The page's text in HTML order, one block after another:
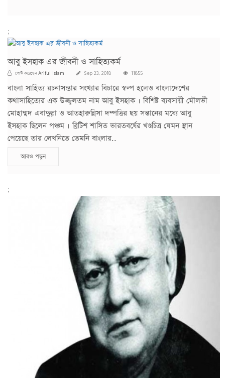
;
আবু ইসহাক এর জীবনী ও সাহিত্যকর্ম
পোস্ট করেছেনAriful Islam Sep 23, 2018 11855
বাংলা সাহিত্য রচনাসম্ভার সংখ্যার বিচারে স্বল্প হলেও বাংলাদেশের
কথাসাহিত্যের এক উজ্জ্বলতম নাম আবু ইসহাক । বিশিষ্ট ব্যবসায়ী মৌলভী
মোহাম্মদ এবাদুল্লা ও আতহারুন্নিসা দম্পত্তির ছয় সন্তানের মধ্যে আবু
ইসহাক ছিলেন পঞ্চম । ব্রিটিশ শাসিত ভারতবর্ষের খণ্ডচিত্র যেমন স্থান
পেয়েছে তার লেখনিতে তেমনি বাংলার..
আরও পড়ুন
;